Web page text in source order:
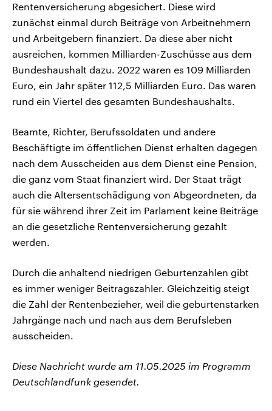
Rentenversicherung abgesichert. Diese wird
zunächst einmal durch Beiträge von Arbeitnehmern
und Arbeitgebern finanziert. Da diese aber nicht
ausreichen, kommen Milliarden-Zuschüsse aus dem
Bundeshaushalt dazu. 2022 waren es 109 Milliarden
Euro, ein Jahr später 112,5 Milliarden Euro. Das waren
rund ein Viertel des gesamten Bundeshaushalts.
Beamte, Richter, Berufssoldaten und andere
Beschäftigte im öffentlichen Dienst erhalten dagegen
nach dem Ausscheiden aus dem Dienst eine Pension,
die ganz vom Staat finanziert wird. Der Staat trägt
auch die Altersentschädigung von Abgeordneten, da
für sie während ihrer Zeit im Parlament keine Beiträge
an die gesetzliche Rentenversicherung gezahlt
werden.
Durch die anhaltend niedrigen Geburtenzahlen gibt
es immer weniger Beitragszahler. Gleichzeitig steigt
die Zahl der Rentenbezieher, weil die geburtenstarken
Jahrgänge nach und nach aus dem Berufsleben
ausscheiden.
Diese Nachricht wurde am 11.05.2025 im Programm
Deutschlandfunk gesendet.